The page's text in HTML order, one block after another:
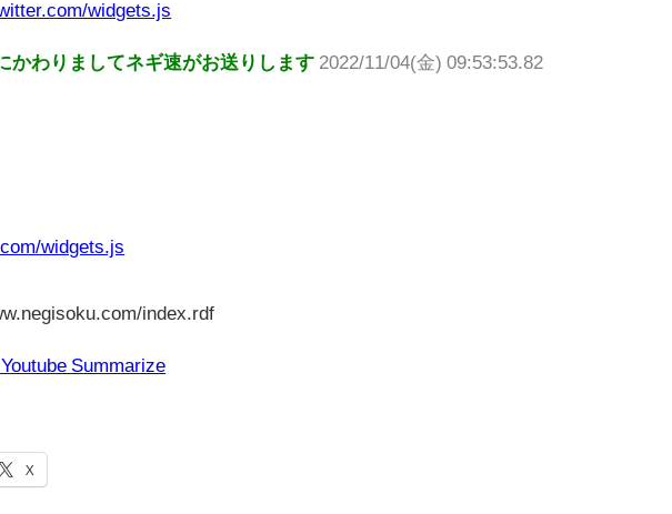
widgets.js
かわりましてネギ速がお送りします 2022/11/04(金) 09:53:53.82
widgets.js
index.rdf
Summarize
X